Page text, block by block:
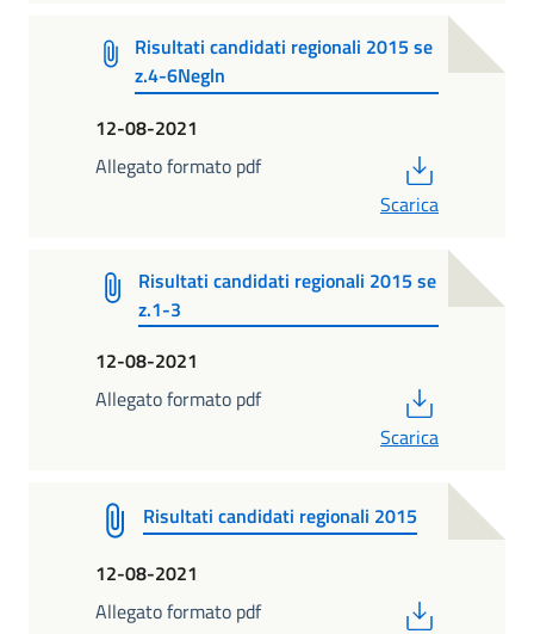
Risultati candidati regionali 2015 se
z.4-6Negln
12-08-2021
Allegato formato pdf
Scarica
Risultati candidati regionali 2015 se
z.1-3
12-08-2021
Allegato formato pdf
Scarica
Risultati candidati regionali 2015
12-08-2021
Allegato formato pdf